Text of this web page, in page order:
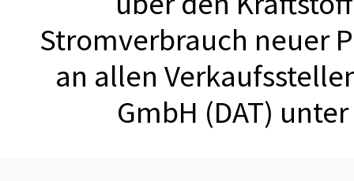
Stromverbrauch neuer
an allen
GmbH (DAT) unter